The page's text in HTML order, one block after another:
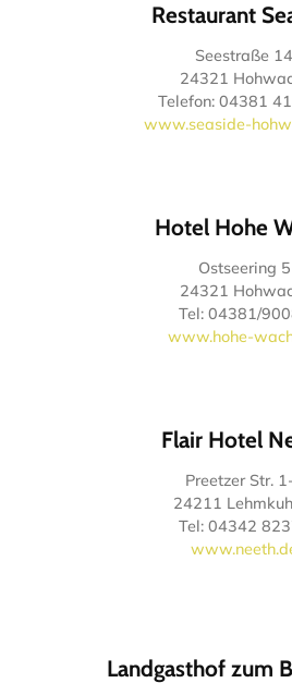
Restaurant
Seestraße 14
24321
Telefon: 04381
www.seaside-
Hotel Hohe
Ostseering 5
24321
Tel: 04381/
www.hohe-
Flair Hotel
Preetzer Str.
24211
Tel: 04342
Landgasthof zum